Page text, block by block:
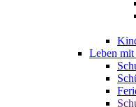
Leben